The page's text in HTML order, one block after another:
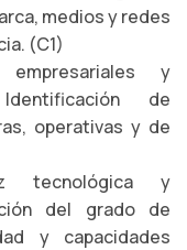
medios y redes
(C1)
y
de
operativas y de
tecnológica y
del grado de
y capacidades